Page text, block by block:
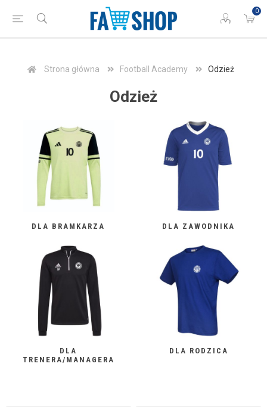
0
Strona główna Football Academy Odzież
Odzież
DLA BRAMKARZA DLA ZAWODNIKA
DLA
TRENERA/MANAGERA
DLA RODZICA